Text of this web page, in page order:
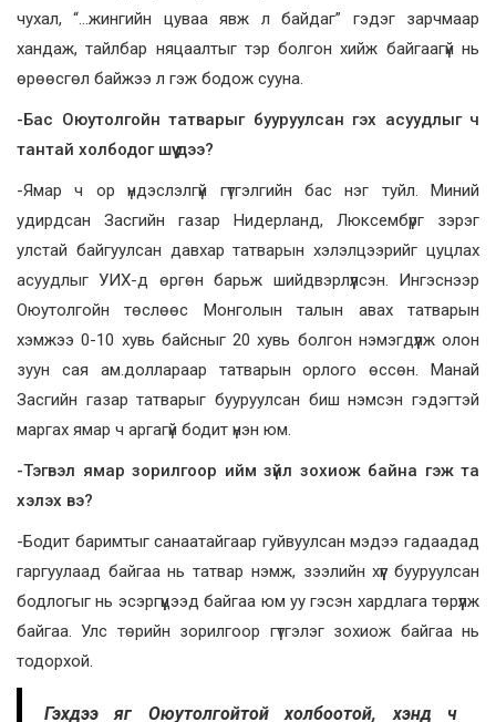
чухал, “…жингийн цуваа явж л байдаг” гэдэг зарчмаар
хандаж, тайлбар няцаалтыг тэр болгон хийж байгаагүй нь
өрөөсгөл байжээ л гэж бодож сууна.
-Бас Оюутолгойн татварыг бууруулсан гэх асуудлыг ч
тантай холбодог шүү дээ?
-Ямар ч ор үндэслэлгүй гүтгэлгийн бас нэг туйл. Миний
удирдсан Засгийн газар Нидерланд, Люксембүрг зэрэг
улстай байгуулсан давхар татварын хэлэлцээрийг цуцлах
асуудлыг УИХ-д өргөн барьж шийдвэрлүүлсэн. Ингэснээр
Оюутолгойн төслөөс Монголын талын авах татварын
хэмжээ 0-10 хувь байсныг 20 хувь болгон нэмэгдүүлж олон
зуун сая ам.доллараар татварын орлого өссөн. Манай
Засгийн газар татварыг бууруулсан биш нэмсэн гэдэгтэй
маргах ямар ч аргагүй бодит үнэн юм.
-Тэгвэл ямар зорилгоор ийм зүйл зохиож байна гэж та
хэлэх вэ?
-Бодит баримтыг санаатайгаар гуйвуулсан мэдээ гадаадад
гаргуулаад байгаа нь татвар нэмж, зээлийн хүүг бууруулсан
бодлогыг нь эсэргүүцээд байгаа юм уу гэсэн хардлага төрүүлж
байгаа. Улс төрийн зорилгоор гүтгэлэг зохиож байгаа нь
тодорхой.
Гэхдээ яг Оюутолгойтой холбоотой, хэнд ч